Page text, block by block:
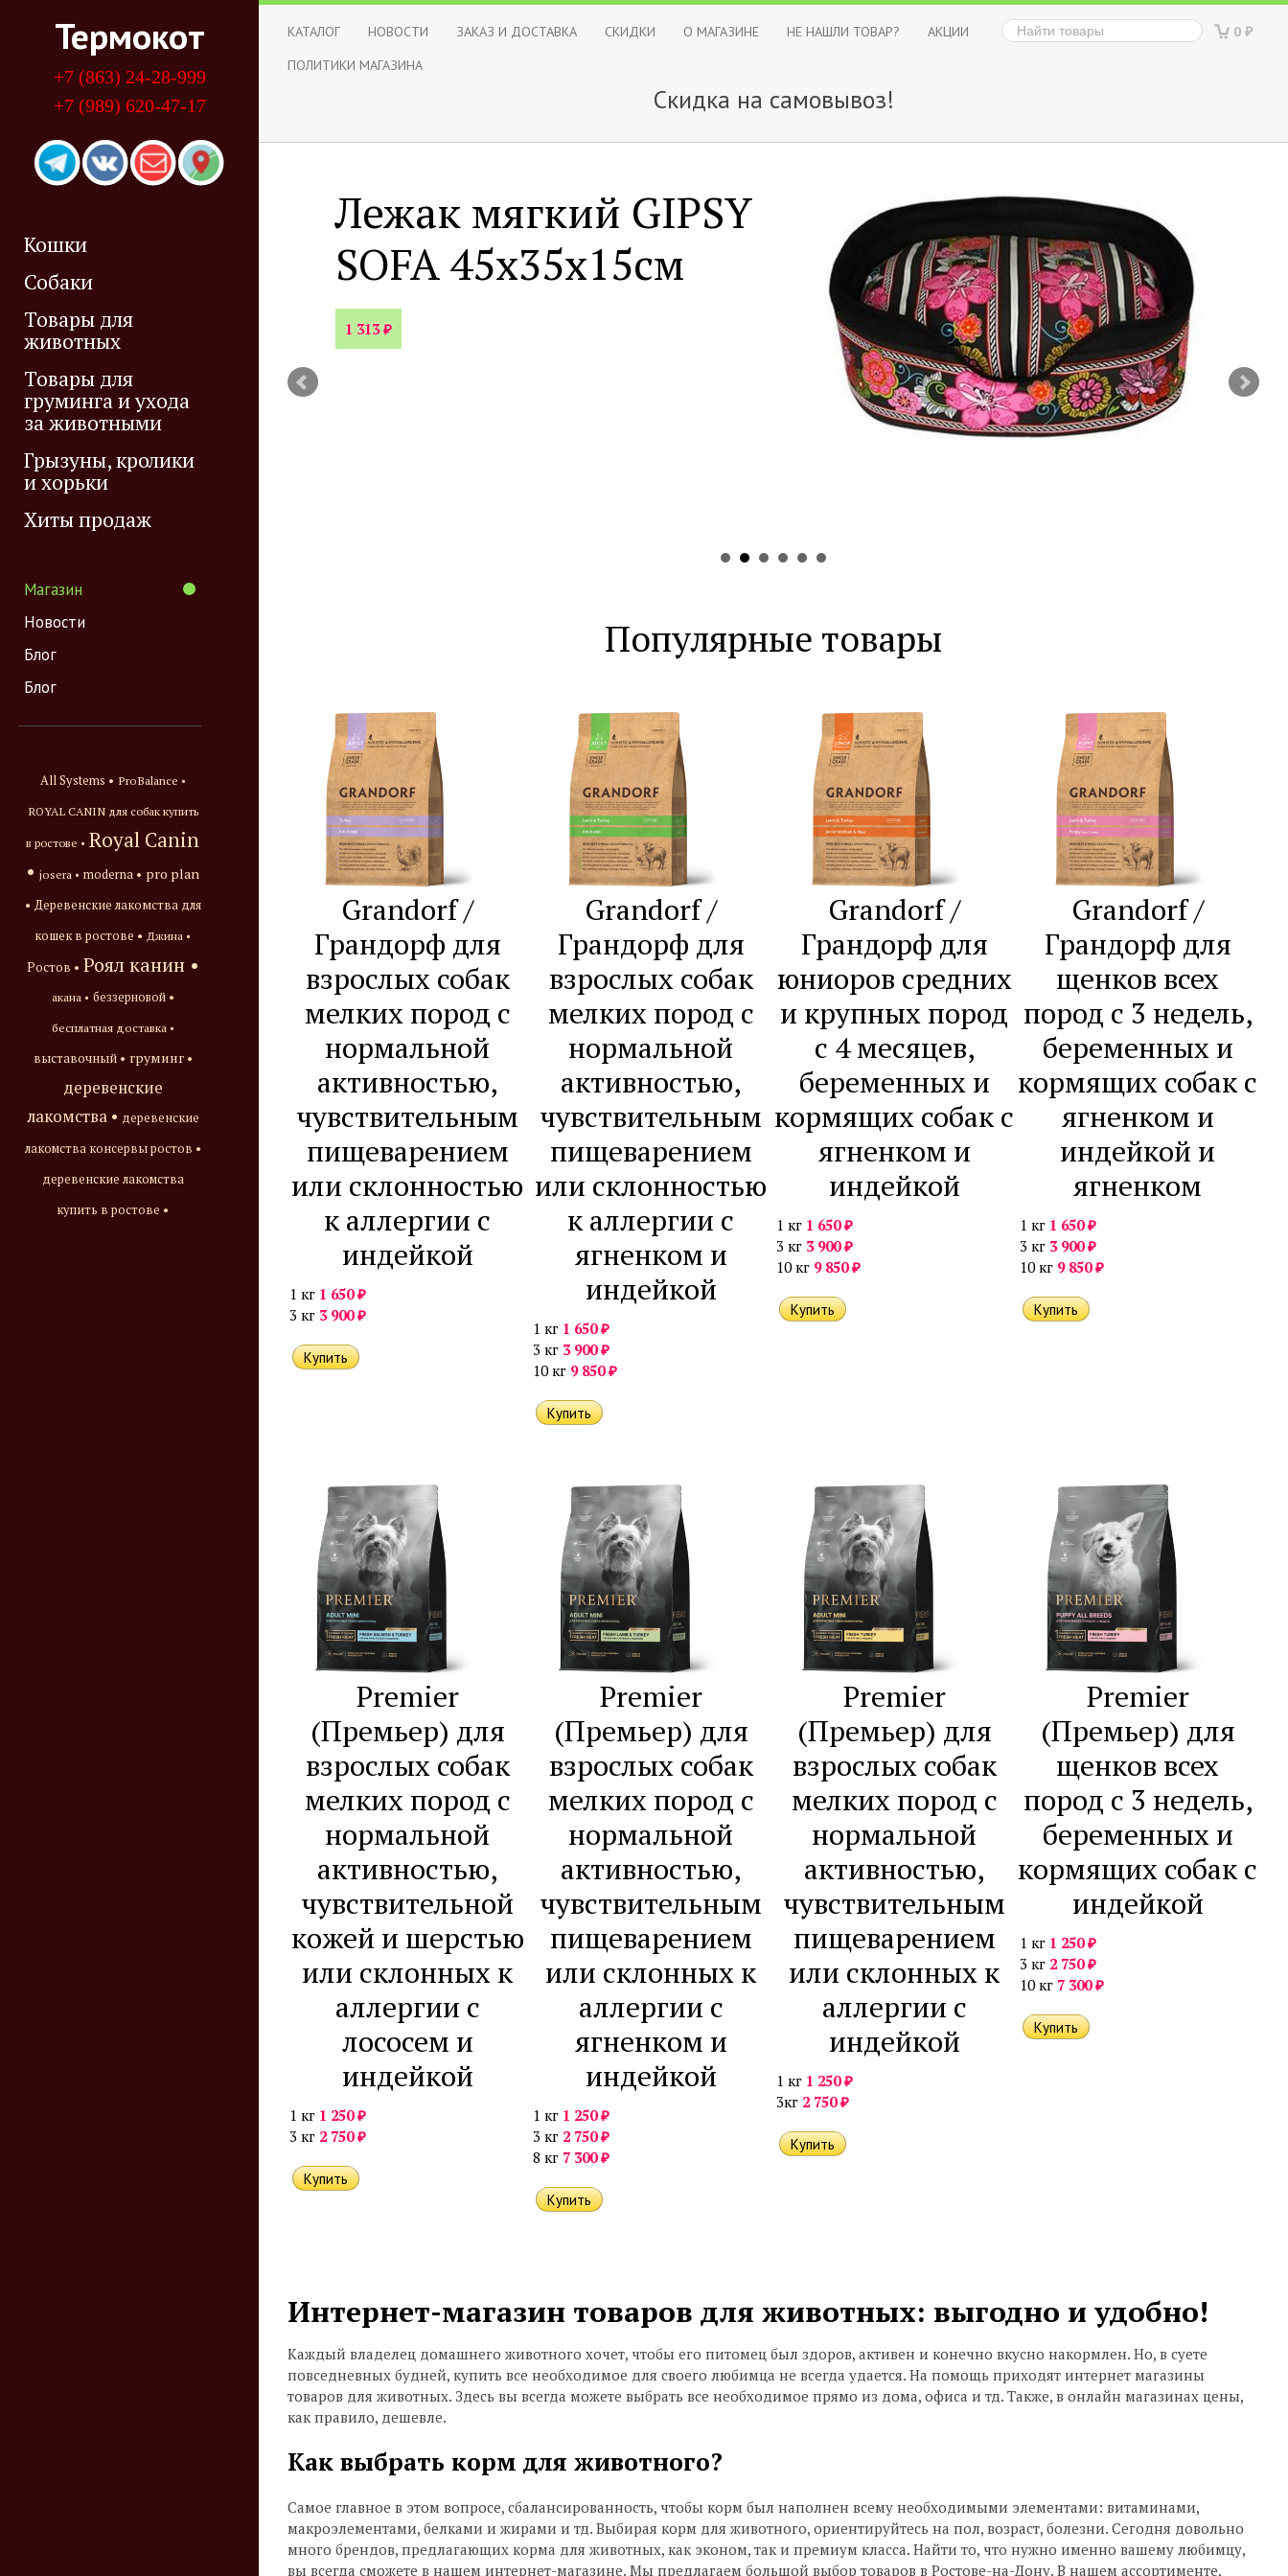
Термокот
+7 (863) 24-28-999
+7 (989) 620-47-17
Кошки
Собаки
Товары для
животных
Товары для
груминга и ухода
за животными
Грызуны, кролики
и хорьки
Хиты продаж
Магазин
Новости
Блог
Блог
All Systems • ProBalance •
ROYAL CANIN для собак купить
в ростове • Royal Canin
• josera • moderna • pro plan
• Деревенские лакомства для
кошек в ростове • Джина •
Ростов • Роял канин •
акана • беззерновой •
бесплатная доставка •
выставочный • груминг •
деревенские
лакомства • деревенские
лакомства консервы ростов •
деревенские лакомства
купить в ростове •
0 ₽
КАТАЛОГ НОВОСТИ ЗАКАЗ И ДОСТАВКА СКИДКИ О МАГАЗИНЕ НЕ НАШЛИ ТОВАР?
АКЦИИ
ПОЛИТИКИ МАГАЗИНА
Скидка на самовывоз!
Лежак мягкий GIPSY
SOFA 45х35х15см
1 313₽
Популярные товары
Grandorf /
Грандорф для
взрослых собак
мелких пород с
нормальной
активностью,
чувствительным
пищеварением
или склонностью
к аллергии с
индейкой
1 кг 1 650₽
3 кг 3 900₽
Grandorf /
Грандорф для
взрослых собак
мелких пород с
нормальной
активностью,
чувствительным
пищеварением
или склонностью
к аллергии с
ягненком и
индейкой
1 кг 1 650₽
3 кг 3 900₽
10 кг 9 850₽
Grandorf /
Грандорф для
юниоров средних
и крупных пород
с 4 месяцев,
беременных и
кормящих собак с
ягненком и
индейкой
1 кг 1 650₽
3 кг 3 900₽
10 кг 9 850₽
Grandorf /
Грандорф для
щенков всех
пород с 3 недель,
беременных и
кормящих собак с
ягненком и
индейкой и
ягненком
1 кг 1 650₽
3 кг 3 900₽
10 кг 9 850₽
Premier
(Премьер) для
взрослых собак
мелких пород с
нормальной
активностью,
чувствительной
кожей и шерстью
или склонных к
аллергии с
лососем и
индейкой
1 кг 1 250₽
3 кг 2 750₽
Premier
(Премьер) для
взрослых собак
мелких пород с
нормальной
активностью,
чувствительным
пищеварением
или склонных к
аллергии с
ягненком и
индейкой
1 кг 1 250₽
3 кг 2 750₽
8 кг 7 300₽
Premier
(Премьер) для
взрослых собак
мелких пород с
нормальной
активностью,
чувствительным
пищеварением
или склонных к
аллергии с
индейкой
1 кг 1 250₽
3кг 2 750₽
Premier
(Премьер) для
щенков всех
пород с 3 недель,
беременных и
кормящих собак с
индейкой
1 кг 1 250₽
3 кг 2 750₽
10 кг 7 300₽
Интернет-магазин товаров для животных: выгодно и удобно!
Каждый владелец домашнего животного хочет, чтобы его питомец был здоров, активен и конечно вкусно накормлен. Но, в суете
повседневных будней, купить все необходимое для своего любимца не всегда удается. На помощь приходят интернет магазины
товаров для животных. Здесь вы всегда можете выбрать все необходимое прямо из дома, офиса и тд. Также, в онлайн магазинах цены,
как правило, дешевле.
Как выбрать корм для животного?
Самое главное в этом вопросе, сбалансированность, чтобы корм был наполнен всему необходимыми элементами: витаминами,
макроэлементами, белками и жирами и тд. Выбирая корм для животного, ориентируйтесь на пол, возраст, болезни. Сегодня довольно
много брендов, предлагающих корма для животных, как эконом, так и премиум класса. Найти то, что нужно именно вашему любимцу,
вы всегда сможете в нашем интернет-магазине. Мы предлагаем большой выбор товаров в Ростове-на-Дону. В нашем ассортименте,